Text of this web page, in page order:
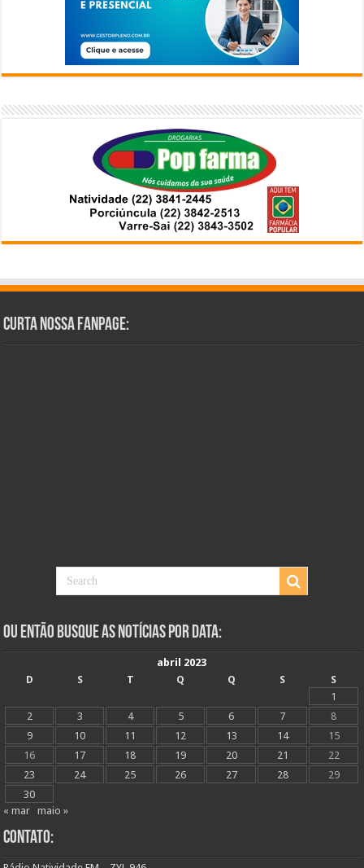
Curta Nossa Fanpage:
Ou Então Busque as Notícias Por Data:
abril 2023
D
S T Q Q S
S
1
2
3 4 5 6 7
8
9
10 11 12 13 14
15
16
17 18 19 20 21
22
23
24 25 26 27 28
29
30
« mar
maio »
Contato: